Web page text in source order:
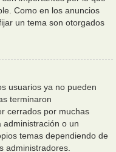
Como en los anuncios
un tema son otorgados
usuarios ya no pueden
terminaron
cerrados por muchas
administración o un
temas dependiendo de
administradores.